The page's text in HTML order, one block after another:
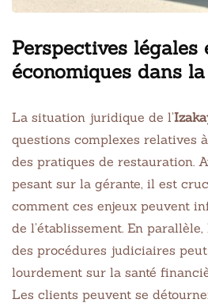
Perspectives légales
économiques dans
La situation juridique de l’
questions complexes relatives
des pratiques de restauration.
pesant sur la gérante, il est
comment ces enjeux peuvent
de l’établissement. En
des procédures judiciaires
lourdement sur la santé
Les clients peuvent se